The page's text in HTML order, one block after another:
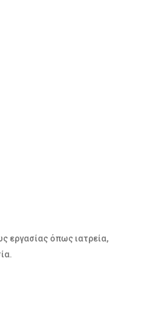
εργασίας όπως ιατρεία,